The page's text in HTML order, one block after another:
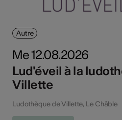
Autre
Me 12.08.2026
Lud'éveil à la
Villette
Ludothèque de Villette, Le Châble